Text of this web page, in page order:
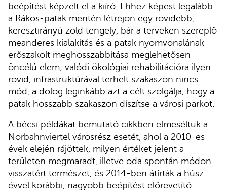
beépítést képzelt el a kiíró. Ehhez képest legalább
a Rákos-patak mentén létrejön egy rövidebb,
keresztirányú zöld tengely, bár a terveken szereplő
meanderes kialakítás és a patak nyomvonalának
erőszakolt meghosszabbítása meglehetősen
öncélú elem; valódi ökológiai rehabilitációra ilyen
rövid, infrastruktúrával terhelt szakaszon nincs
mód, a dolog leginkább azt a célt szolgálja, hogy a
patak hosszabb szakaszon díszítse a városi parkot.
A bécsi példákat bemutató cikkben elmeséltük a
Norbahnviertel városrész esetét, ahol a 2010-es
évek elején rájöttek, milyen értéket jelent a
területen megmaradt, illetve oda spontán módon
visszatért természet, és 2014-ben átírták a húsz
évvel korábbi, nagyobb beépítést előrevetítő